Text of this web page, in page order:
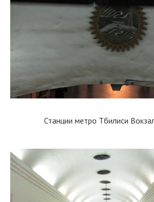
Станции метро Тбилиси